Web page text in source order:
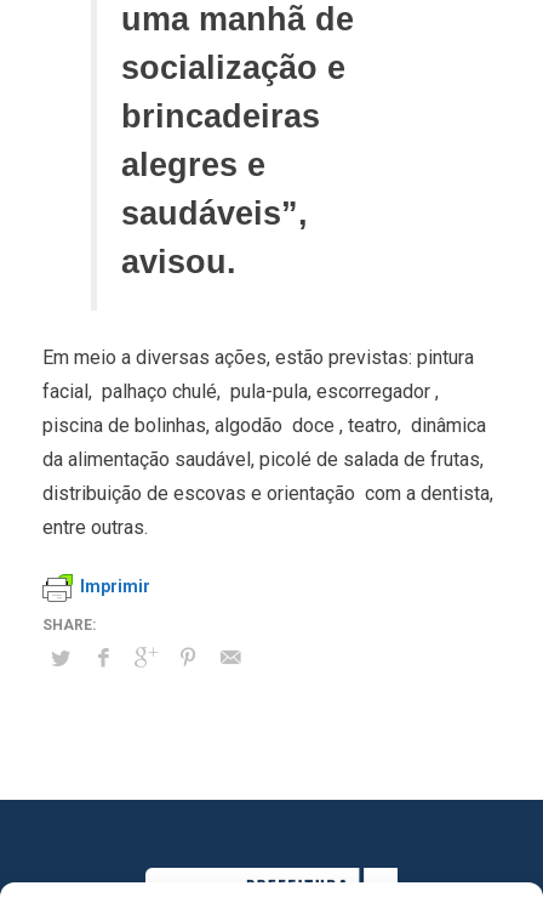
uma manhã de
socialização e
brincadeiras
alegres e
saudáveis”,
avisou.
Em meio a diversas ações, estão previstas: pintura
facial, palhaço chulé, pula-pula, escorregador ,
piscina de bolinhas, algodão doce , teatro, dinâmica
da alimentação saudável, picolé de salada de frutas,
distribuição de escovas e orientação com a dentista,
entre outras.
Imprimir